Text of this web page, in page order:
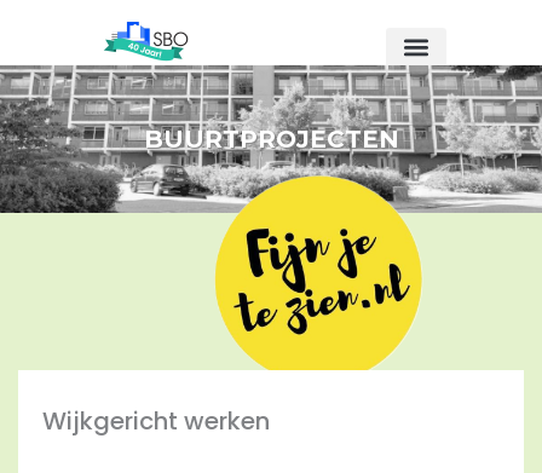
de
inhoud
BUURTPROJECTEN
Wijkgericht werken